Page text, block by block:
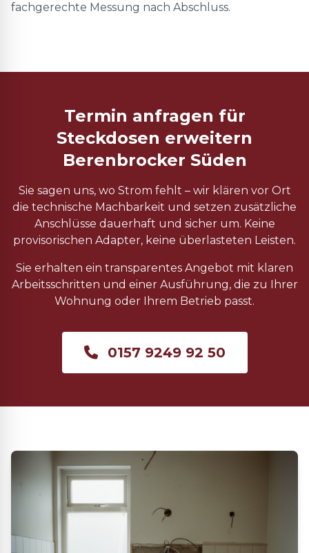
fachgerechte Messung nach Abschluss.
Termin anfragen für
Steckdosen erweitern
Berenbrocker Süden
Sie sagen uns, wo Strom fehlt – wir klären vor Ort
die technische Machbarkeit und setzen zusätzliche
Anschlüsse dauerhaft und sicher um. Keine
provisorischen Adapter, keine überlasteten Leisten.
Sie erhalten ein transparentes Angebot mit klaren
Arbeitsschritten und einer Ausführung, die zu Ihrer
Wohnung oder Ihrem Betrieb passt.
0157 9249 92 50